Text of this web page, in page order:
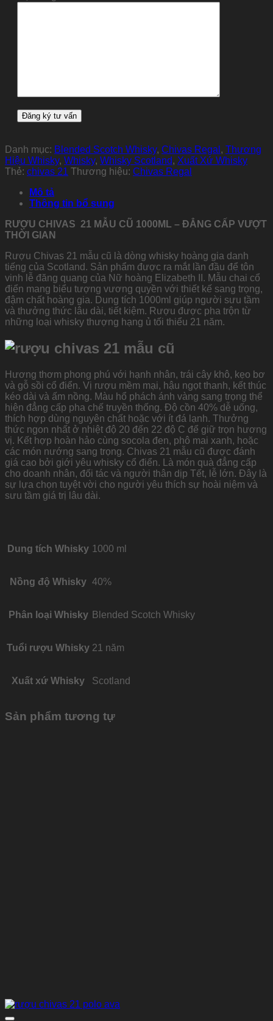
Danh mục: Blended Scotch Whisky, Chivas Regal , Thương
Hiệu Whisky, Whisky, Whisky Scotland, Xuất Xứ Whisky
Thẻ: chivas 21 Thương hiệu: Chivas Regal
Mô tả
Thông tin bổ sung
RƯỢU CHIVAS 21 MẪU CŨ 1000ML – ĐẲNG CẤP VƯỢT
THỜI GIAN
Rượu Chivas 21 mẫu cũ là dòng whisky hoàng gia danh
tiếng của Scotland. Sản phẩm được ra mắt lần đầu để tôn
vinh lễ đăng quang của Nữ hoàng Elizabeth II. Mẫu chai cổ
điển mang biểu tượng vương quyền với thiết kế sang trọng,
đậm chất hoàng gia. Dung tích 1000ml giúp người sưu tầm
và thưởng thức lâu dài, tiết kiệm. Rượu được pha trộn từ
những loại whisky thượng hạng ủ tối thiểu 21 năm.
Hương thơm phong phú với hạnh nhân, trái cây khô, kẹo bơ
và gỗ sồi cổ điển. Vị rượu mềm mại, hậu ngọt thanh, kết thúc
kéo dài và ấm nồng. Màu hổ phách ánh vàng sang trọng thể
hiện đẳng cấp pha chế truyền thống. Độ cồn 40% dễ uống,
thích hợp dùng nguyên chất hoặc với ít đá lạnh. Thưởng
thức ngon nhất ở nhiệt độ 20 đến 22 độ C để giữ trọn hương
vị. Kết hợp hoàn hảo cùng socola đen, phô mai xanh, hoặc
các món nướng sang trọng. Chivas 21 mẫu cũ được đánh
giá cao bởi giới yêu whisky cổ điển. Là món quà đẳng cấp
cho doanh nhân, đối tác và người thân dịp Tết, lễ lớn. Đây là
sự lựa chọn tuyệt vời cho người yêu thích sự hoài niệm và
sưu tầm giá trị lâu dài.
Dung tích Whisky 1000 ml
Nồng độ Whisky 40%
Phân loại Whisky Blended Scotch Whisky
Tuổi rượu Whisky 21 năm
Xuất xứ Whisky Scotland
Sản phẩm tương tự